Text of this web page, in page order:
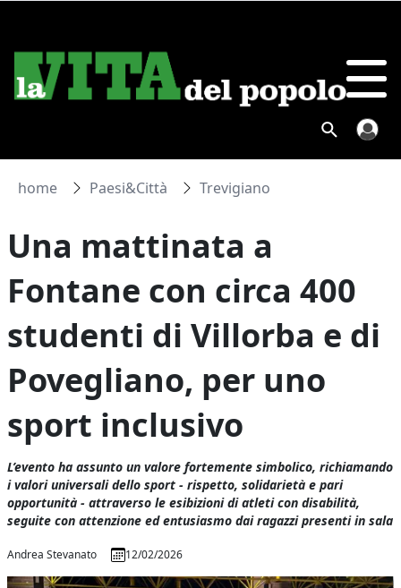
home Paesi&Città Trevigiano
Una mattinata a
Fontane con circa 400
studenti di Villorba e di
Povegliano, per uno
sport inclusivo
L’evento ha assunto un valore fortemente simbolico, richiamando
i valori universali dello sport - rispetto, solidarietà e pari
opportunità - attraverso le esibizioni di atleti con disabilità,
seguite con attenzione ed entusiasmo dai ragazzi presenti in sala
Andrea Stevanato 12/02/2026